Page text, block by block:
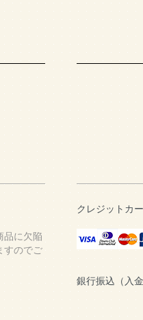
品に欠陥
すのでご
クレジットカ
銀行振込（入